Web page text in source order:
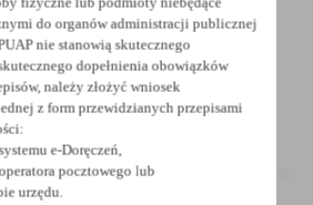
biegów organizowanych przez
do organów administracji publicznej
nie stanowią skutecznego
dopełnienia obowiązków
należy złożyć wniosek
z form przewidzianych przepisami
e-Doręczeń,
pocztowego lub
urzędu.